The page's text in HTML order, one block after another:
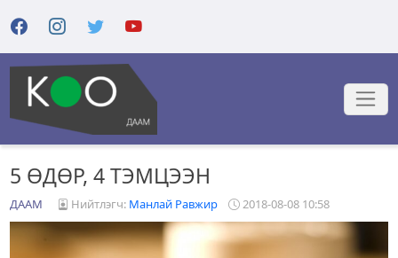
5 ӨДӨР, 4 ТЭМЦЭЭН
ДААМ Нийтлэгч: Манлай Равжир 2018-08-08 10:58